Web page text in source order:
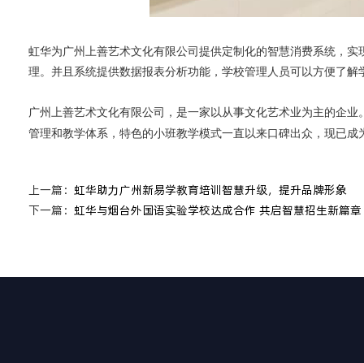
虹华为广州上善艺术文化有限公司提供定制化的智慧消费系统， 实
理。 并且系统提供数据报表分析功能，学校管理人员可以方便了解
广州上善艺术文化有限公司，是一家以从事文化艺术业为主的企业
管理和教学体系，特色的小班教学模式一直以来口碑出众，现已
上一篇： 虹华助力广州新易学教育培训智慧升级，提升品牌形象
下一篇： 虹华与烟台外国语实验学校达成合作 共启智慧招生新篇章